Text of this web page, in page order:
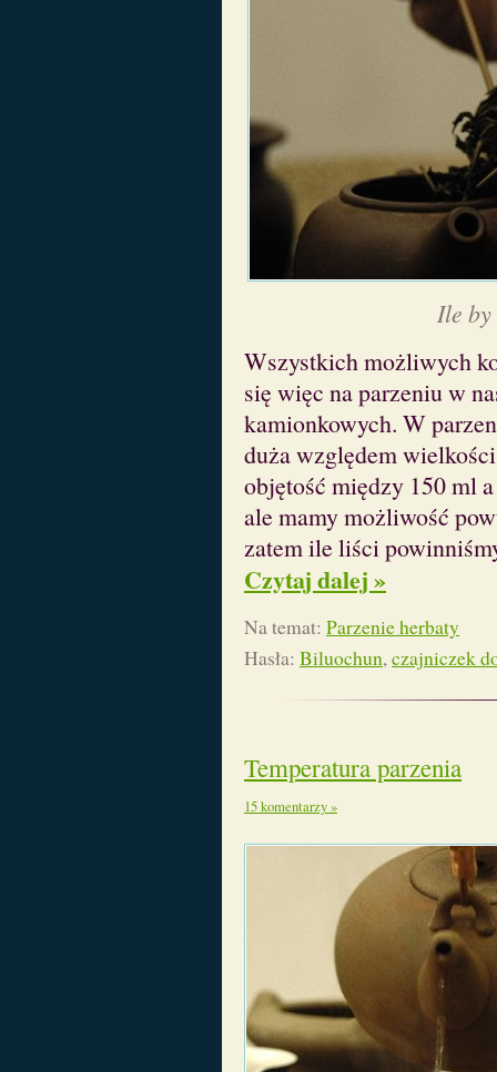
Ile
Wszystkich możliwych
się więc na parzeniu w
kamionkowych. W
duża względem
objętość między 150 ml
ale mamy możliwość
zatem ile liści
Czytaj dalej »
Na temat: Parzenie herbaty
Hasła: Biluochun,czajniczek
Temperatura parzenia
15 komentarzy »